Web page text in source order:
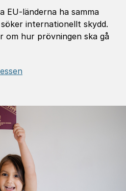
EU-länderna ha samma
internationellt skydd.
om hur prövningen ska gå